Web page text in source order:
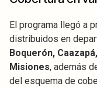
El programa llegó a
distribuidos en
Boquerón,
Misiones, además
del esquema de